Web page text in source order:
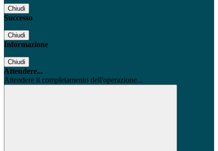
Chiudi
Successo
Chiudi
Informazione
Chiudi
Attendere...
Attendere il completamento dell'operazione...